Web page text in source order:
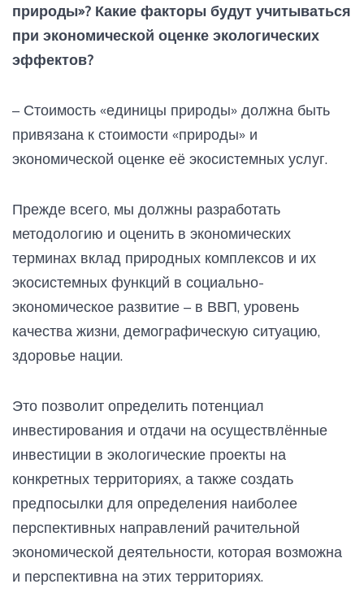
природы»? Какие факторы будут учитываться
при экономической оценке экологических
эффектов?
– Стоимость «единицы природы» должна быть
привязана к стоимости «природы» и
экономической оценке её экосистемных услуг.
Прежде всего, мы должны разработать
методологию и оценить в экономических
терминах вклад природных комплексов и их
экосистемных функций в социально-
экономическое развитие – в ВВП, уровень
качества жизни, демографическую ситуацию,
здоровье нации.
Это позволит определить потенциал
инвестирования и отдачи на осуществлённые
инвестиции в экологические проекты на
конкретных территориях, а также создать
предпосылки для определения наиболее
перспективных направлений рачительной
экономической деятельности, которая возможна
и перспективна на этих территориях.